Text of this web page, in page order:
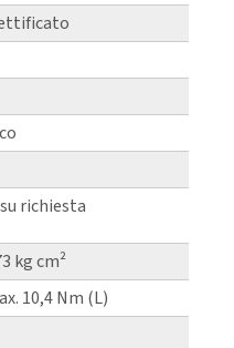
richiesta
kg cm²
10,4 Nm (L)